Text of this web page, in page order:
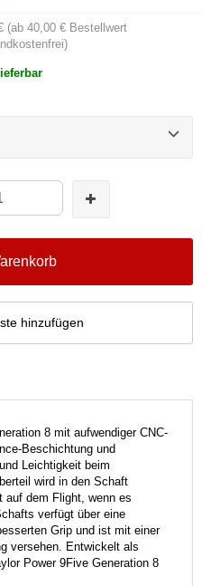
(ab 40,00 € Bestellwert
hinzufügen
8 mit aufwendiger CNC-
Beschichtung und
Leichtigkeit beim
wird in den Schaft
auf dem Flight, wenn es
verfügt über eine
Grip und ist mit einer
versehen. Entwickelt als
Power 9Five Generation 8